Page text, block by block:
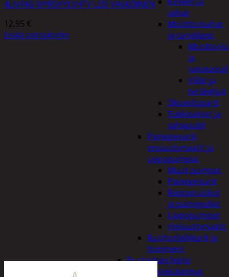
sahat
Moottorisahat
ja tarvikkeet
ja
Viilat ja
teräketjut
Oksasilppurit
Tukkisakset ja
sahapukit
Painepesurit,
vesiautomaatit ja
uppopumput
Muut pumput
Painepesurit
Reppuruiskut
ja painepullot
Uppopumput
Vesiautomaatit
Ruohonleikkurit ja
trimmerit
Puutarhan hoito
Kastelukannut
4LIVING MYRSKYLYHTY LED VALKOINEN
12,95 €
Lisää ostoskoriin